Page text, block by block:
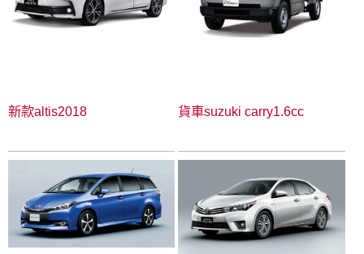
新款altis2018 貨車suzuki carry1.6cc